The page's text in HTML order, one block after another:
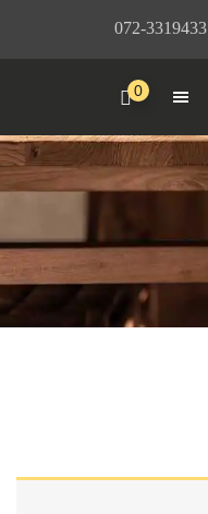
072-3319433
0